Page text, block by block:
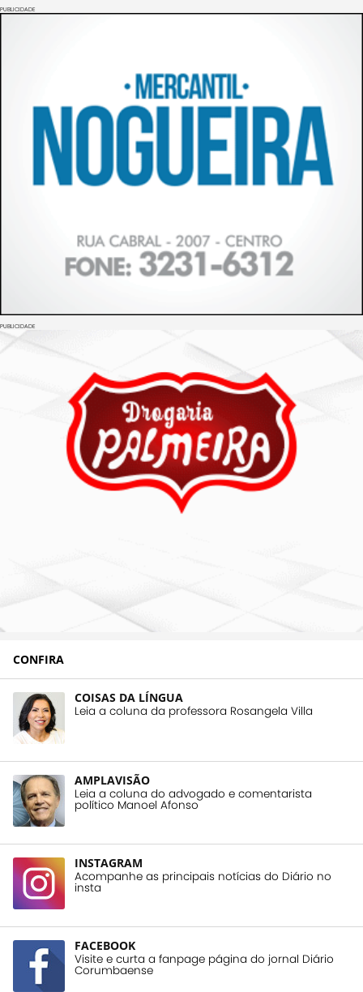
PUBLICIDADE
PUBLICIDADE
CONFIRA
COISAS DA LÍNGUA
Leia a coluna da professora Rosangela Villa
AMPLAVISÃO
Leia a coluna do advogado e comentarista
político Manoel Afonso
INSTAGRAM
Acompanhe as principais notícias do Diário no
insta
FACEBOOK
Visite e curta a fanpage página do jornal Diário
Corumbaense